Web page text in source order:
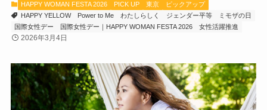
HAPPY WOMAN FESTA 2026 PICK UP 東京
ピックアップ
HAPPY YELLOW
Power to Me わたしらしく ジェンダー平等
ミモザの日
国際女性デー
国際女性デー｜HAPPY WOMAN FESTA 2026 女性活躍推進
2026年3月4日